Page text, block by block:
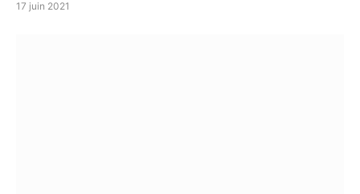
17 juin 2021